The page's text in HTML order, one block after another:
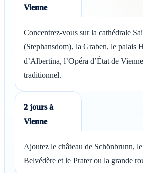
Vienne
Concentrez-vous sur la cathédrale
(Stephansdom), la Graben, le palais
d’Albertina, l’Opéra d’État de
traditionnel.
2 jours à
Vienne
Ajoutez le château de Schönbrunn,
Belvédère et le Prater ou la grande